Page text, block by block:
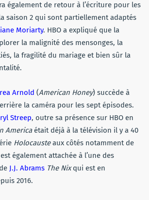
également de retour à l’écriture pour les
saison 2 qui sont partiellement adaptés
Moriarty. HBO a expliqué que la
la malignité des mensonges, la
la fragilité du mariage et bien sûr la
Arnold (American Honey) succède à
la caméra pour les sept épisodes.
Streep, outre sa présence sur HBO en
Americaétait déjà à la télévision il y a 40
Holocausteaux côtés notamment de
également attachée à l’une des
J.J. Abrams The Nixqui est en
2016.